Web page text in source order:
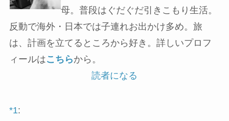
母。普段はぐだぐだ引きこもり生活。
反動で海外・日本では子連れお出かけ多め。旅
は、計画を立てるところから好き。詳しいプロフ
ィールはこちらから。
読者になる
*1: